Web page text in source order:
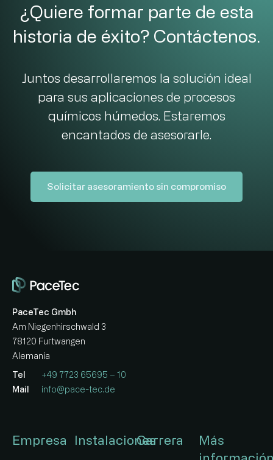
¿Quiere formar parte de esta
historia de éxito? Contáctenos.
Juntos desarrollaremos la solución ideal
para sus aplicaciones de procesos
químicos húmedos. Estaremos
encantados de asesorarle.
Solicitar asesoramiento sin compromiso
PaceTec Gmbh
Am Niegenhirschwald 3
78120 Furtwangen
Alemania
Tel
Mail
+49 7723 65695 – 10
info@pace-tec.de
Empresa InstalacionesCarrera
Más